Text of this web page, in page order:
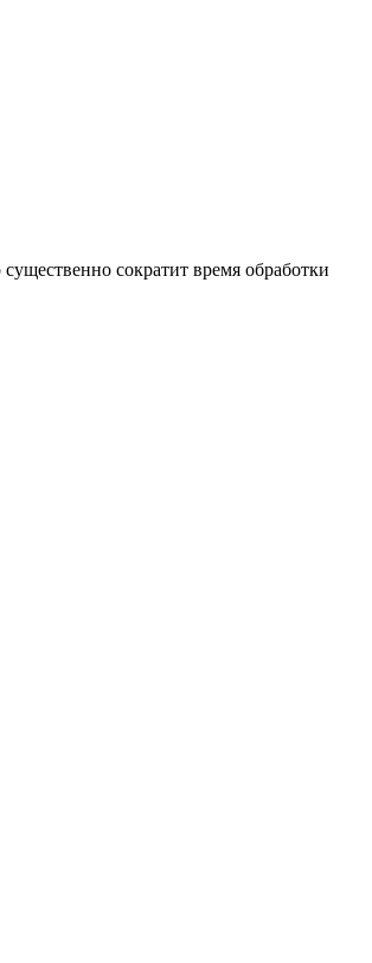
сократит время обработки